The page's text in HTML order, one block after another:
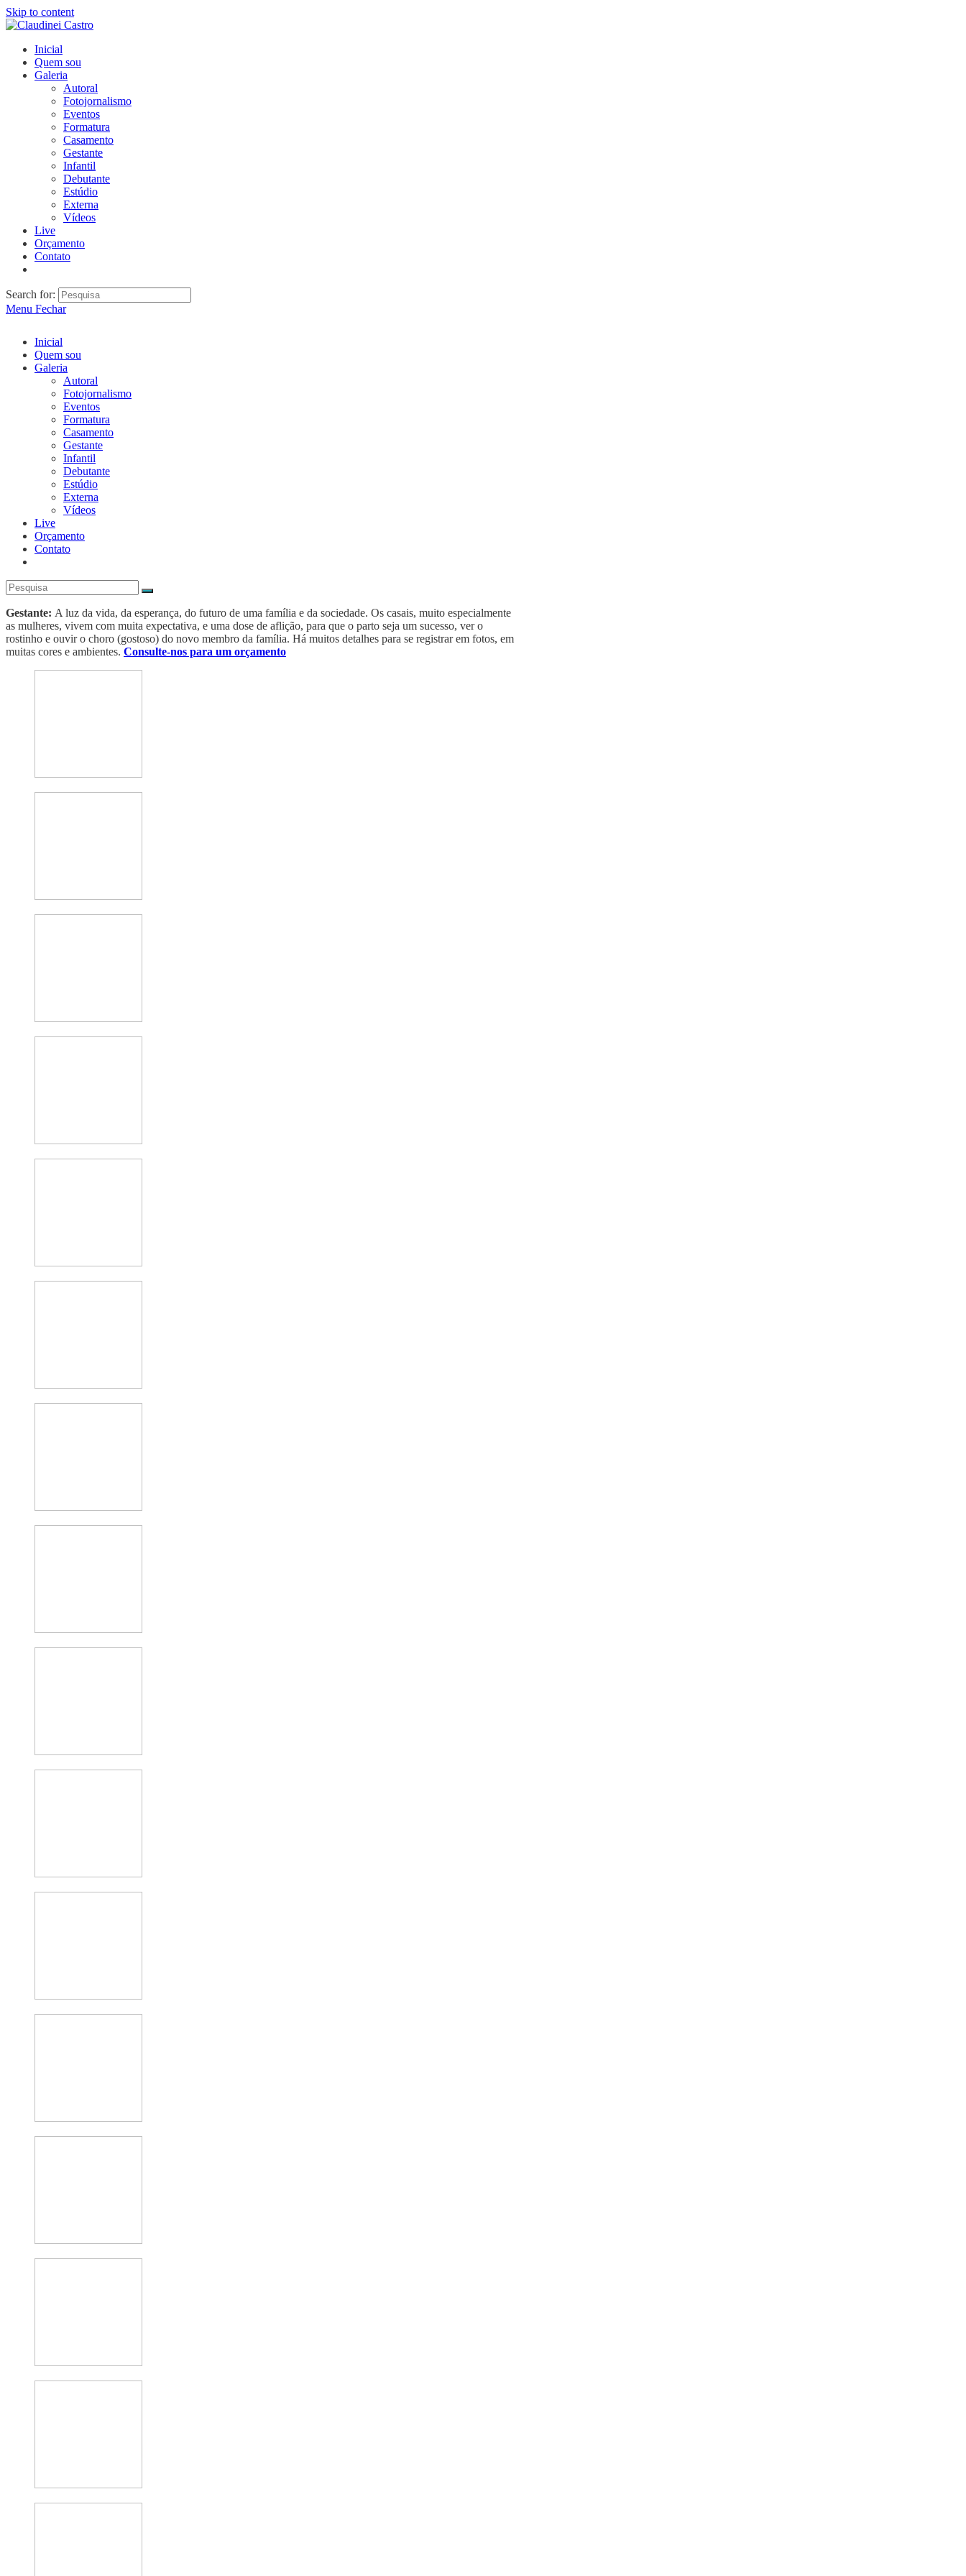
Skip to content
Inicial
Quem sou
Galeria
Autoral
Fotojornalismo
Eventos
Formatura
Casamento
Gestante
Infantil
Debutante
Estúdio
Externa
Vídeos
Live
Orçamento
Contato
Search for:
Menu Fechar
Inicial
Quem sou
Galeria
Autoral
Fotojornalismo
Eventos
Formatura
Casamento
Gestante
Infantil
Debutante
Estúdio
Externa
Vídeos
Live
Orçamento
Contato
Gestante: A luz da vida, da esperança, do futuro de uma família e da sociedade. Os casais, muito especialmente
as mulheres, vivem com muita expectativa, e uma dose de aflição, para que o parto seja um sucesso, ver o
rostinho e ouvir o choro (gostoso) do novo membro da família. Há muitos detalhes para se registrar em fotos, em
muitas cores e ambientes. Consulte-nos para um orçamento